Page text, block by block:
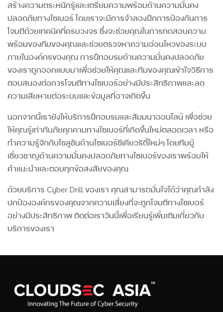
สร้างความตระหนักรู้และเตรียมความพร้อมด้านความมั่นคง
ปลอดภัยทางไซเบอร์ โดยเราจะมีการจำลองฝึกการป้องกันการ
โจมตีด้วยเทคนิคที่ครบวงจร ซึ่งจะช่วยคุณในการทดสอบความ
พร้อมของทีมของคุณและช่วยตรวจหาความอ่อนไหวของระบบ
ภายในองค์กรของคุณ การฝึกอบรมด้านความมั่นคงปลอดภัย
ของเราถูกออกแบบมาเพื่อช่วยให้คุณและทีมของคุณเข้าใจวิธีการ
ตอบสนองต่อการโจมตีทางไซเบอร์อย่างมีประสิทธิภาพและลด
ความเสียหายต่อระบบและข้อมูลที่อาจเกิดขึ้น
นอกจากนี้เรายังให้บริการฝึกอบรมและสัมมนาออนไลน์ เพื่อช่วย
ให้คุณรู้เท่าทันภัยคุกคามทางไซเบอร์ที่เกิดขึ้นใหม่ตลอดเวลา หรือ
ทำความรู้จักกับโซลูชันด้านไซเบอร์ซีเคียวริตี้ใหม่ๆ โดยทีมผู้
เชี่ยวชาญด้านความมั่นคงปลอดภัยทางไซเบอร์ของเราพร้อมให้
คำแนะนำและตอบทุกข้อสงสัยของคุณ
ด้วยบริการ Cyber Drill ของเรา คุณสามารถมั่นใจได้ว่าคุณกำลัง
ปกป้ององค์กรของคุณจากความเสี่ยงที่จะถูกโจมตีทางไซเบอร์
อย่างมีประสิทธิภาพ ติดต่อเราวันนี้เพื่อเรียนรู้เพิ่มเติมเกี่ยวกับ
บริการของเรา